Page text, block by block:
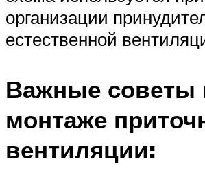
организации
естественной
Важные советы
монтаже
вентиляции: